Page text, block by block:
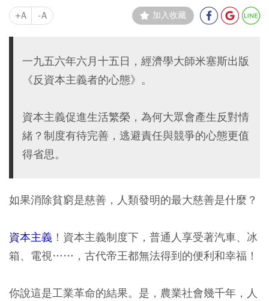
+A -A 加入收藏
一九五六年六月十五日，經濟學大師米塞斯出版
《反資本主義者的心態》。
資本主義促進生活繁榮，為何大眾會產生反對情
緒？制度有待完善，逃避責任與競爭的心態更值
得省思。
如果消除貧窮是慈善，人類發明的最大慈善是什麼？
資本主義 ！資本主義制度下，普通人享受著汽車、冰
箱、電視……，古代帝王都無法得到的便利和幸福！
你說這是工業革命的結果。是，農業社會幾千年，人